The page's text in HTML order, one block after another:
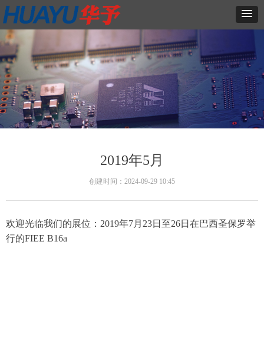
2019年5月
创建时间： 2024-09-29 10:45
欢迎光临我们的展位：2019年7月23日至26日在巴西圣保罗举
行的FIEE B16a